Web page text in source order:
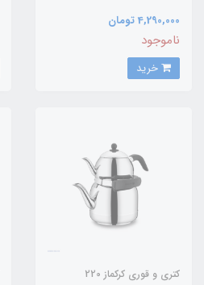
4,290,000 تومان
ناموجود
کتری و قوری کرکماز 220